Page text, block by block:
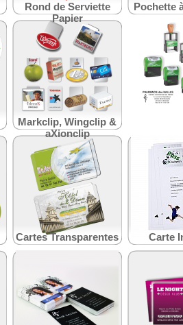
Rond de Serviette
Papier
Pochette
Markclip, Wingclip &
aXionclip
Cartes Transparentes Carte